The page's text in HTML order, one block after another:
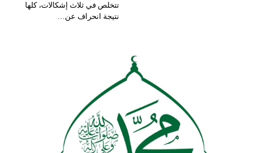
تتخلص في ثلاث إشكالات، كلها
نتيجة انحراف عن…